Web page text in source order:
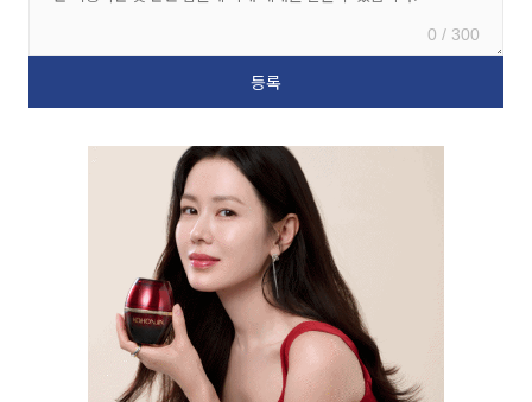
0 / 300